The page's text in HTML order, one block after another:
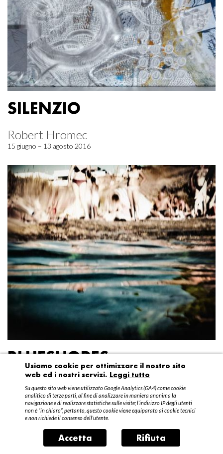
SILENZIO
Robert Hromec
15 giugno – 13 agosto 2016
BLUESHORES
Federico Garibaldi
20 aprile – 15 maggio 2016
Usiamo cookie per ottimizzare il nostro sito
web ed i nostri servizi. Leggi tutto
Su questo sito web viene utilizzato Google Analytics (GA4) come cookie
analitico di terze parti, al fine di analizzare in maniera anonima la
navigazione e di realizzare statistiche sulle visite; l’indirizzo IP degli utenti
non è “in chiaro”, pertanto, questo cookie viene equiparato ai cookie tecnici
e non richiede il consenso dell’utente.
Accetta Rifiuta